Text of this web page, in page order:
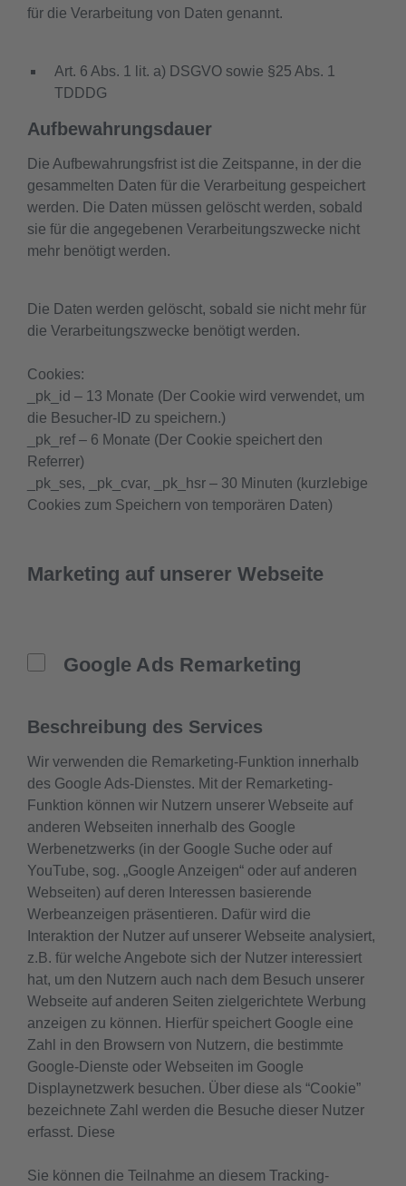
für die Verarbeitung von Daten genannt.
Art. 6 Abs. 1 lit. a) DSGVO sowie §25 Abs. 1
TDDDG
Aufbewahrungsdauer
Die Aufbewahrungsfrist ist die Zeitspanne, in der die
gesammelten Daten für die Verarbeitung gespeichert
werden. Die Daten müssen gelöscht werden, sobald
sie für die angegebenen Verarbeitungszwecke nicht
mehr benötigt werden.
Die Daten werden gelöscht, sobald sie nicht mehr für
die Verarbeitungszwecke benötigt werden.
Cookies:
_pk_id – 13 Monate (Der Cookie wird verwendet, um
die Besucher-ID zu speichern.)
_pk_ref – 6 Monate (Der Cookie speichert den
Referrer)
_pk_ses, _pk_cvar, _pk_hsr – 30 Minuten (kurzlebige
Cookies zum Speichern von temporären Daten)
Marketing auf unserer Webseite
Google Ads Remarketing
Beschreibung des Services
Wir verwenden die Remarketing-Funktion innerhalb
des Google Ads-Dienstes. Mit der Remarketing-
Funktion können wir Nutzern unserer Webseite auf
anderen Webseiten innerhalb des Google
Werbenetzwerks (in der Google Suche oder auf
YouTube, sog. „Google Anzeigen“ oder auf anderen
Webseiten) auf deren Interessen basierende
Werbeanzeigen präsentieren. Dafür wird die
Interaktion der Nutzer auf unserer Webseite analysiert,
z.B. für welche Angebote sich der Nutzer interessiert
hat, um den Nutzern auch nach dem Besuch unserer
Webseite auf anderen Seiten zielgerichtete Werbung
anzeigen zu können. Hierfür speichert Google eine
Zahl in den Browsern von Nutzern, die bestimmte
Google-Dienste oder Webseiten im Google
Displaynetzwerk besuchen. Über diese als “Cookie”
bezeichnete Zahl werden die Besuche dieser Nutzer
erfasst. Diese
Sie können die Teilnahme an diesem Tracking-